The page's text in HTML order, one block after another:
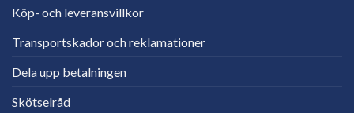
Köp- och leveransvillkor
Transportskador och reklamationer
Dela upp betalningen
Skötselråd